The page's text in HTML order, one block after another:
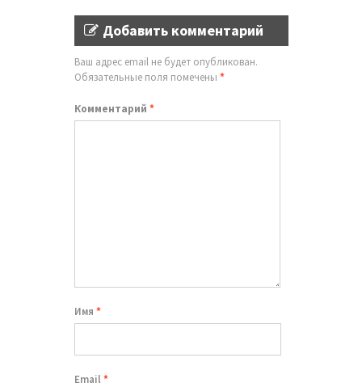
Добавить комментарий
Ваш адрес email не будет опубликован.
Обязательные поля помечены *
Комментарий *
Имя *
Email*